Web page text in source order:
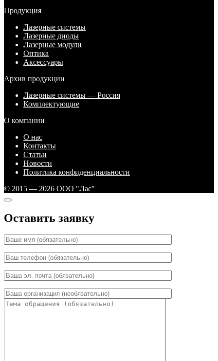
Продукция
Лазерные системы
Лазерные диоды
Лазерные модули
Оптика
Аксессуары
Архив продукции
Лазерные системы — Россия
Комплектующие
О компании
О нас
Контакты
Статьи
Новости
Политика конфиденциальности
© 2015 — 2026 ООО "Лас"
Оставить заявку